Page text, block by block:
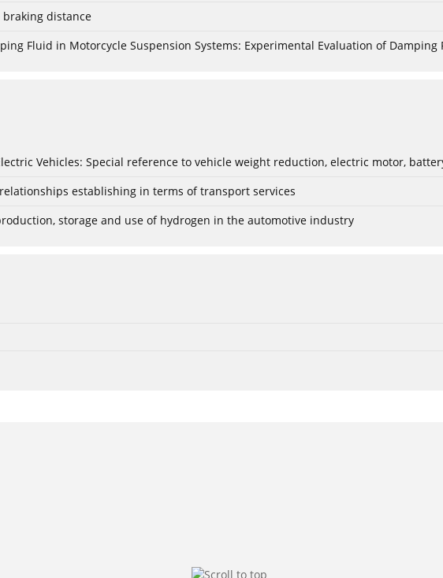
distance
Fluid in Motorcycle Suspension Systems: Experimental Evaluation of Damping
Vehicles: Special reference to vehicle weight reduction, electric motor,
establishing in terms of transport services
storage and use of hydrogen in the automotive industry